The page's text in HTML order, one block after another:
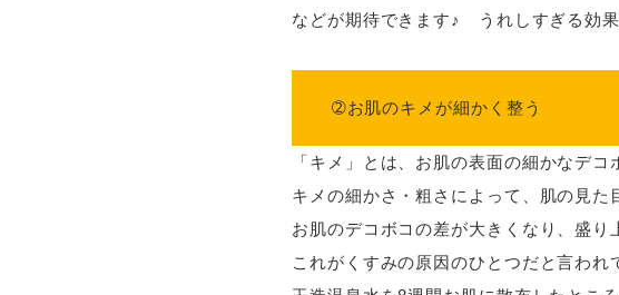
などが期待できます♪ うれしすぎる効果
➁お肌のキメが細かく整う
「キメ」とは、お肌の表面の細かなデコ
キメの細かさ・粗さによって、肌の見た
お肌のデコボコの差が大きくなり、盛
これがくすみの原因のひとつだと言われ